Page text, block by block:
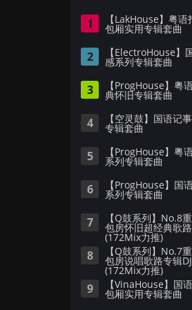
1 【LakHouse】粤
包厢实用专辑套曲
2 【ElectroHouse】
感系列专辑套曲
3 【ProgHouse】粤
典怀旧专辑套曲
4 【空灵鼓】国语记
专辑套曲
5 【ProgHouse】粤
系列专辑套曲
6 【ProgHouse】国
系列专辑套曲
7 【Q鼓系列】No.8
包房怀旧超经典歌
(172Mix力推)
8 【Q鼓系列】No.7
包房说唱歌路专辑
(172Mix力推)
9 【VinaHouse】国
包厢实用专辑套曲